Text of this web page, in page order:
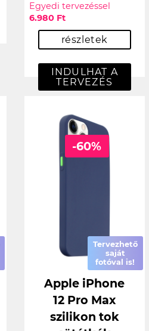
Egyedi tervezéssel
6.980 Ft
részletek
INDULHAT A
TERVEZÉS
-60%
Tervezhető
saját
fotóval is!
Apple iPhone
12 Pro Max
szilikon tok